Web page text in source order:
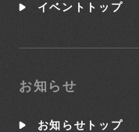
イベントトップ
お知らせ
お知らせトップ